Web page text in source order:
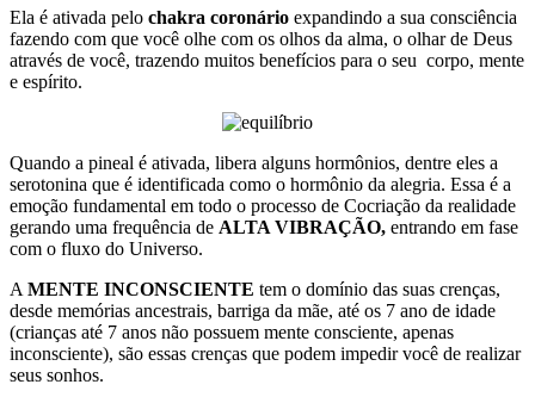
Ela é ativada pelo chakra coronário expandindo a sua consciência
fazendo com que você olhe com os olhos da alma, o olhar de Deus
através de você, trazendo muitos benefícios para o seu corpo, mente
e espírito.
Quando a pineal é ativada, libera alguns hormônios, dentre eles a
serotonina que é identificada como o hormônio da alegria. Essa é a
emoção fundamental em todo o processo de Cocriação da realidade
gerando uma frequência de ALTA VIBRAÇÃO, entrando em fase
com o fluxo do Universo.
A MENTE INCONSCIENTE tem o domínio das suas crenças,
desde memórias ancestrais, barriga da mãe, até os 7 ano de idade
(crianças até 7 anos não possuem mente consciente, apenas
inconsciente), são essas crenças que podem impedir você de realizar
seus sonhos.